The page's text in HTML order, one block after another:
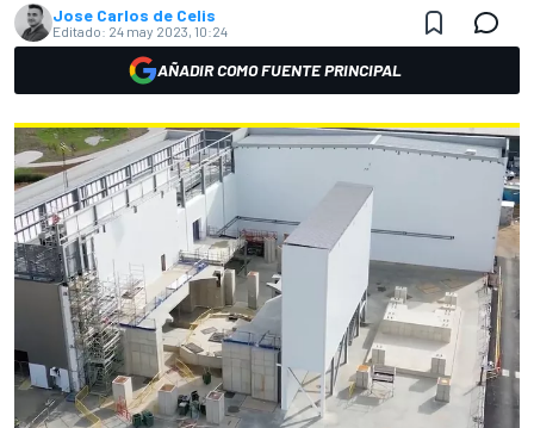
Jose Carlos de Celis
Editado: 24 may 2023, 10:24
AÑADIR COMO FUENTE PRINCIPAL